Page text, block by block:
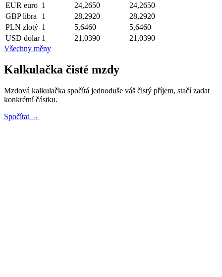
EUR euro 1 24,2650
24,2650
GBP libra 1 28,2920
28,2920
PLN zlotý 1 5,6460
5,6460
USD dolar 1 21,0390
21,0390
Všechny měny
Kalkulačka čisté mzdy
Mzdová kalkulačka spočítá jednoduše váš čistý příjem, stačí zadat
konkrétní částku.
Spočítat →